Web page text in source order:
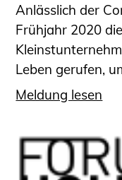
Kontakt und
Impressum
Datenschutz
Anlässlich der
Frühjahr 2020
Leben gerufen,
Meldung lesen